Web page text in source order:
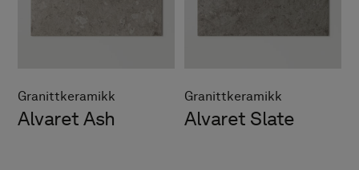
Granittkeramikk
Alvaret Ash
Granittkeramikk
Alvaret Slate